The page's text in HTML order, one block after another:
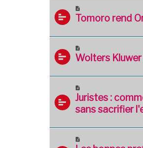
Tomoro rend
Wolters
Juristes :
sans sacrifier